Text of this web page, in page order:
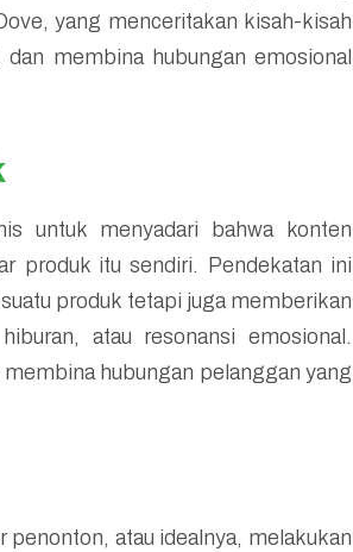
yang menceritakan kisah-kisah
membina hubungan emosional
untuk menyadari bahwa konten
produk itu sendiri. Pendekatan ini
produk tetapi juga memberikan
atau resonansi emosional.
hubungan pelanggan yang
penonton, atau idealnya, melakukan